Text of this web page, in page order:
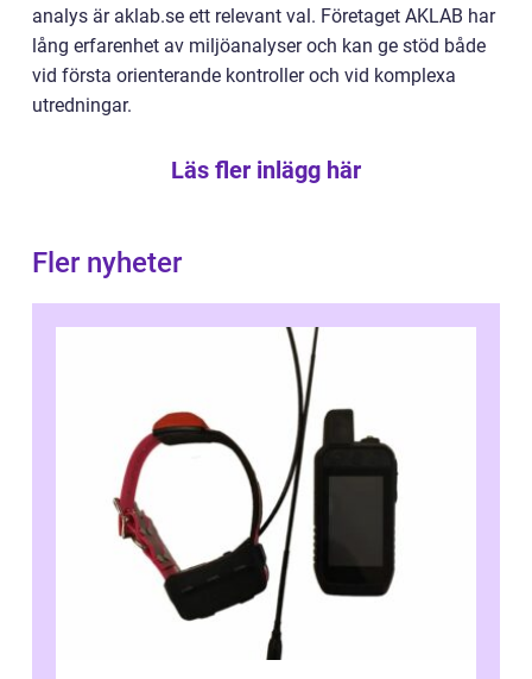
analys är aklab.se ett relevant val. Företaget AKLAB har
lång erfarenhet av miljöanalyser och kan ge stöd både
vid första orienterande kontroller och vid komplexa
utredningar.
Läs fler inlägg här
Fler nyheter